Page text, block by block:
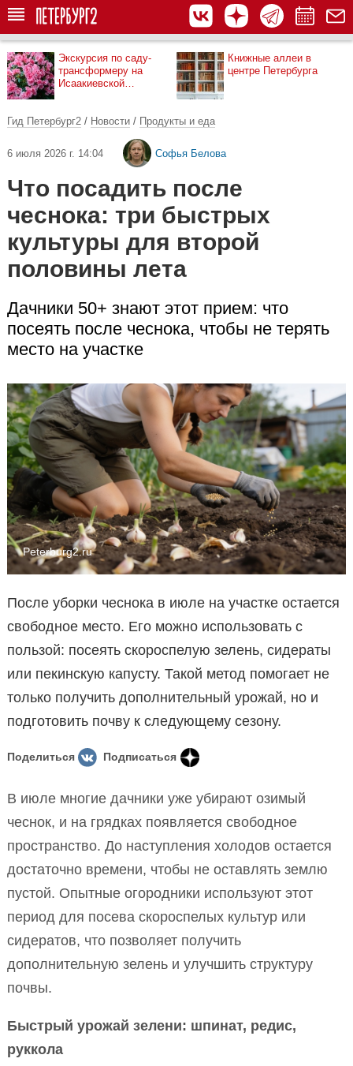
Экскурсия по саду-
трансформеру на
Исаакиевской
Книжные аллеи в
центре Петербурга
Гид Петербург2 / Новости / Продукты и еда
6 июля 2026 г. 14:04 Софья Белова
Что посадить после
чеснока: три быстрых
культуры для второй
половины лета
Дачники 50+ знают этот прием: что
посеять после чеснока, чтобы не терять
место на участке
Peterburg2.ru
После уборки чеснока в июле на участке остается
свободное место. Его можно использовать с
пользой: посеять скороспелую зелень, сидераты
или пекинскую капусту. Такой метод помогает не
только получить дополнительный урожай, но и
подготовить почву к следующему сезону.
Поделиться Подписаться
В июле многие дачники уже убирают озимый
чеснок, и на грядках появляется свободное
пространство. До наступления холодов остается
достаточно времени, чтобы не оставлять землю
пустой. Опытные огородники используют этот
период для посева скороспелых культур или
сидератов, что позволяет получить
дополнительную зелень и улучшить структуру
почвы.
Быстрый урожай зелени: шпинат, редис,
руккола